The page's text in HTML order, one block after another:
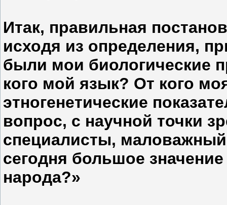
Итак, правильная
исходя из определения,
были мои биологические
кого мой язык? От кого
этногенетические
вопрос, с научной точки
специалисты,
сегодня большое
народа?»